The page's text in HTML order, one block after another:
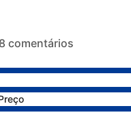
comentários